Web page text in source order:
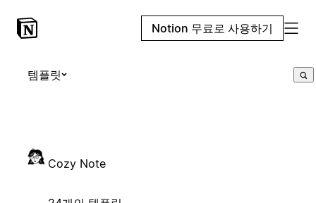
Notion 무료로 사용하기
템플릿
Cozy Note